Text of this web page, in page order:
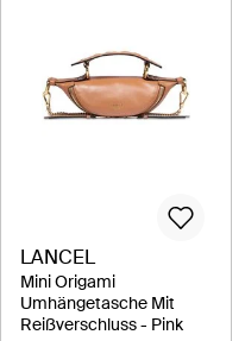
LANCEL
Mini Origami
Umhängetasche Mit
Reißverschluss - Pink